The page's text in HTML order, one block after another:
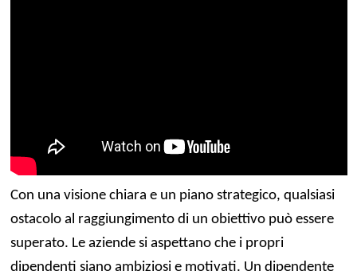
Con una visione chiara e un piano strategico, qualsiasi
ostacolo al raggiungimento di un obiettivo può essere
superato. Le aziende si aspettano che i propri
dipendenti siano ambiziosi e motivati. Un dipendente